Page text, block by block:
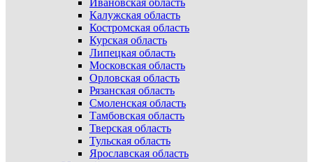
Ивановская область
Калужская область
Костромская область
Курская область
Липецкая область
Московская область
Орловская область
Рязанская область
Смоленская область
Тамбовская область
Тверская область
Тульская область
Ярославская область